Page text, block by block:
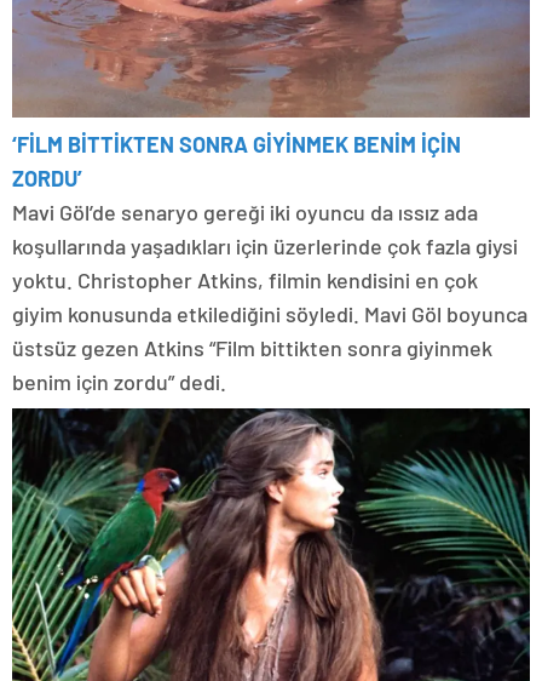
‘FİLM BİTTİKTEN SONRA GİYİNMEK BENİM İÇİN
ZORDU’
Mavi Göl’de senaryo gereği iki oyuncu da ıssız ada
koşullarında yaşadıkları için üzerlerinde çok fazla giysi
yoktu. Christopher Atkins, filmin kendisini en çok
giyim konusunda etkilediğini söyledi. Mavi Göl boyunca
üstsüz gezen Atkins “Film bittikten sonra giyinmek
benim için zordu” dedi.